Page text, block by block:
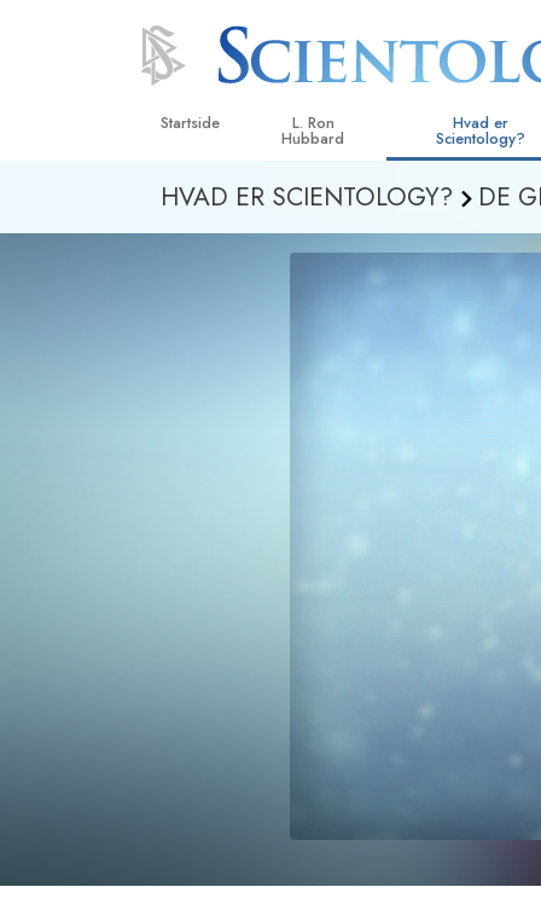
Startside L. Ron
Hubbard
Hvad er
Scientology?
Anskuelser og
Scientologys tro
om Scientology
HVAD ER SCIENTOLOGY? DE